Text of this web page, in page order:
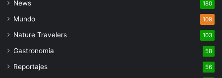
News 180
Mundo 109
Nature Travelers 103
Gastronomia 58
Reportajes 56